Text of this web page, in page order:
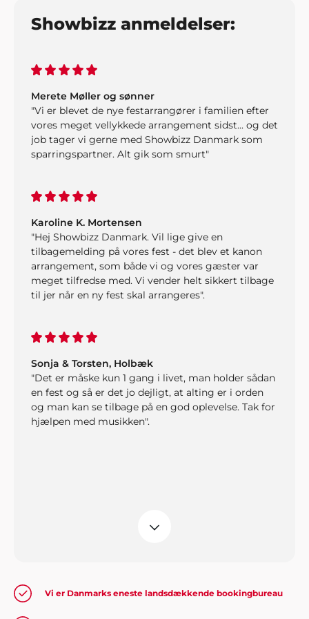
Showbizz anmeldelser:
Merete Møller og sønner
"Vi er blevet de nye festarrangører i familien efter
vores meget vellykkede arrangement sidst... og det
job tager vi gerne med Showbizz Danmark som
sparringspartner. Alt gik som smurt"
Karoline K. Mortensen
"Hej Showbizz Danmark. Vil lige give en
tilbagemelding på vores fest - det blev et kanon
arrangement, som både vi og vores gæster var
meget tilfredse med. Vi vender helt sikkert tilbage
til jer når en ny fest skal arrangeres".
Sonja & Torsten, Holbæk
"Det er måske kun 1 gang i livet, man holder sådan
en fest og så er det jo dejligt, at alting er i orden
og man kan se tilbage på en god oplevelse. Tak for
hjælpen med musikken".
Danmark, som tog telefonen, svarede på vores
Vi er Danmarks eneste landsdækkende bookingbureau